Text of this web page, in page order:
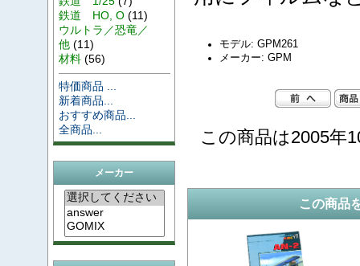
鉄道 HO, O(11)
ウルトラ／恐竜／
他(11)
材料(56)
特価商品 ...
新着商品...
おすすめ商品...
全商品...
メーカー
モデル: GPM261
メーカー: GPM
この商品は2005年
この商品